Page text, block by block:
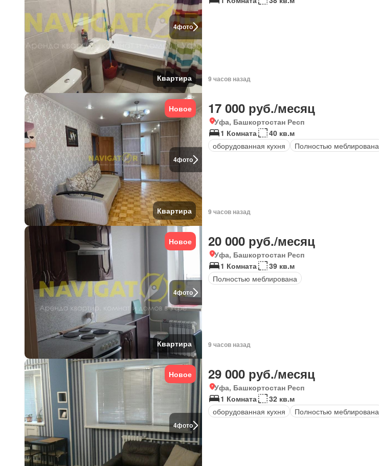
4фото
Квартира 9 часов назад
4фото
Новое
Квартира
17 000 руб./месяц
Уфа, Башкортостан Респ
1 Комната
40 кв.м
оборудованная кухня
Полностью меблирована
9 часов назад
4фото
Новое
Квартира
20 000 руб./месяц
Уфа, Башкортостан Респ
1 Комната
39 кв.м
Полностью меблирована
9 часов назад
4фото
Новое 29 000 руб./месяц
Уфа, Башкортостан Респ
1 Комната
32 кв.м
оборудованная кухня
Полностью меблирована